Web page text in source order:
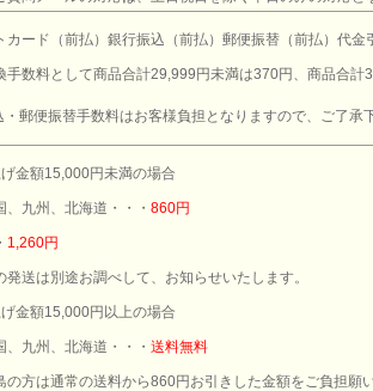
カード（前払）銀行振込（前払）郵便振替（前払）代金
数料として商品合計29,999円未満は370円、商品合計
郵便振替手数料はお客様負担となりますので、ご了承
金額15,000円未満の場合
、九州、北海道・・・ 860円
1,260円
送は別途お調べして、お知らせいたします。
金額15,000円以上の場合
、九州、北海道・・・ 送料無料
の方は通常の送料から860円お引きした金額をご負担願い